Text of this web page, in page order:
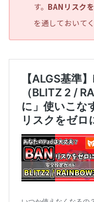
す。 BANリスク
を通しておいて